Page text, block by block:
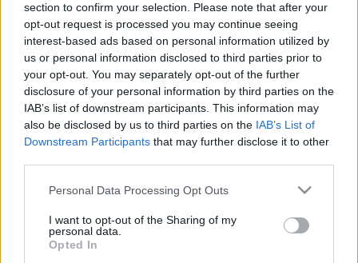
section to confirm your selection. Please note that after your
opt-out request is processed you may continue seeing
interest-based ads based on personal information utilized by
us or personal information disclosed to third parties prior to
your opt-out. You may separately opt-out of the further
disclosure of your personal information by third parties on the
IAB’s list of downstream participants. This information may
also be disclosed by us to third parties on the IAB’s List of
Downstream Participants that may further disclose it to other
Please note that this website/app uses one or more Google
not limited to your visit or usage behaviour. You may click to
grant or deny consent to Google and its third-party tags to
use your data for below specified purposes in below Google
Personal Data Processing Opt Outs
I want to opt-out of the Sharing of my
personal data.
Opted In
#allergia #influenza#cukorbetegség
#orvosmeteorológia#vérnyomás#stroke#rákbetegség
#pajzsmirigy#reflux#ekcéma#herpesz
Regisztráció
Diagnosztika